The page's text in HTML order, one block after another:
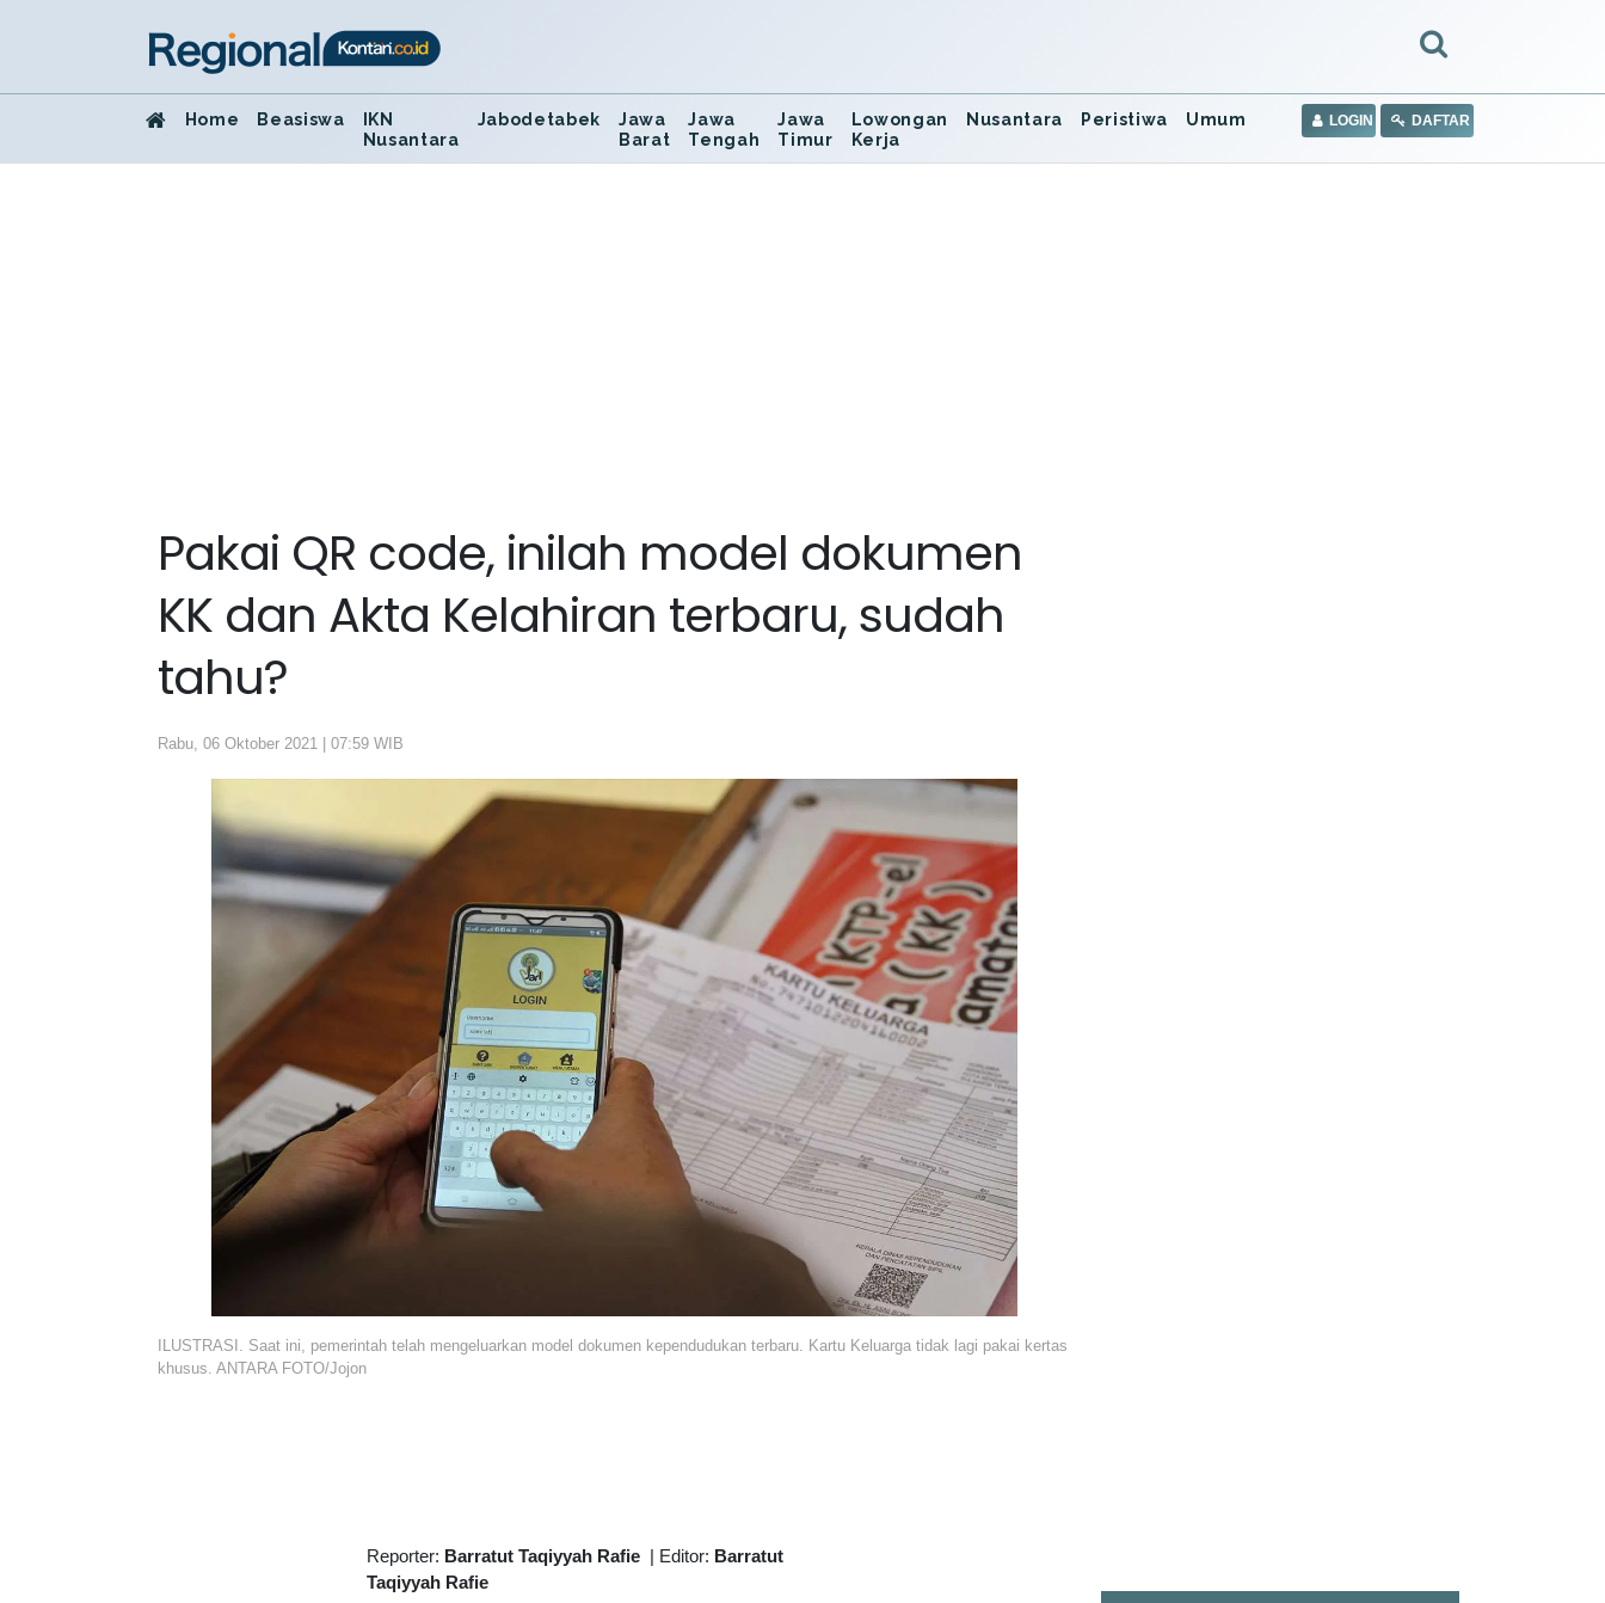
Home Beasiswa
IKN
Nusantara
Jabodetabek
Jawa
Barat
Jawa
Tengah
Jawa
Timur
Lowongan
Kerja
Nusantara Peristiwa Umum LOGIN DAFTAR
Pakai QR code, inilah model dokumen
KK dan Akta Kelahiran terbaru, sudah
tahu?
Rabu, 06 Oktober 2021 | 07:59 WIB
ILUSTRASI. Saat ini, pemerintah telah mengeluarkan model dokumen kependudukan terbaru. Kartu Keluarga tidak lagi pakai kertas
khusus. ANTARA FOTO/Jojon
Reporter: Barratut Taqiyyah Rafie | Editor: Barratut
Taqiyyah Rafie